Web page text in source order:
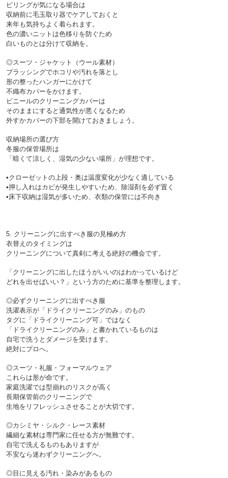
ピリングが気になる場合は
収納前に毛玉取り器でケアしておくと
来年も気持ちよく着られます。
色の濃いニットは色移りを防ぐため
◎スーツ・ジャケット（ウール素材）
ブラッシングでホコリや汚れを落とし
形の整ったハンガーにかけて
不織布カバーをかけます。
ビニールのクリーニングカバーは
そのままにすると通気性が悪くなるため
収納場所の選び方
冬服の保管場所は
「暗くて涼しく、湿気の少ない場所」が理想です。
•クローゼットの上段・奥は温度変化が少なく適している
•押し入れはカビが発生しやすいため、除湿剤を必ず置く
5. クリーニングに出すべき服の見極め方
衣替えのタイミングは
クリーニングについて真剣に考える絶好の機会です。
「クリーニングに出したほうがいいのはわかっているけど
◎必ずクリーニングに出すべき服
洗濯表示が「ドライクリーニングのみ」のもの
タグに「ドライクリーニング可」ではなく
「ドライクリーニングのみ」と書かれているものは
自宅で洗うとダメージを受けます。
◎スーツ・礼服・フォーマルウェア
これらは形が命です。
家庭洗濯では型崩れのリスクが高く
長期保管前のクリーニングで
◎カシミヤ・シルク・レース素材
繊細な素材は専門家に任せる方が無難です。
自宅で洗えるものもありますが
◎目に見える汚れ・染みがあるもの